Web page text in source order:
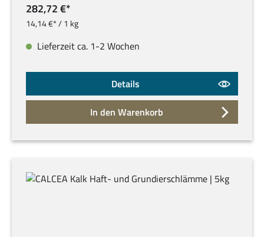
282,72 €*
14,14 €* / 1 kg
Lieferzeit ca. 1-2 Wochen
Details
In den Warenkorb